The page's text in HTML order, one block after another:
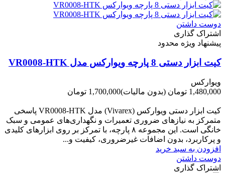
دوست داشتن
اشتراک گذاری
پیشنهاد ویژه محدود
کیت ابزار دستی 8 پارچه ویوارکس مدل VR0008-HTK
ویوارکس
1,480,000 تومان
(بدون مالیات)1,700,000 تومان
کیت ابزار دستی ویوارکس (Vivarex) مدل VR0008-HTK پاسخی
متمرکز به نیازهای ضروری تعمیرات و نگهداری‌های عمومی و سبک
خانگی است. این مجموعه ۸ پارچه، با تمرکز بر روی ابزارهای کلیدی
و پرکاربرد، بدون اضافات غیرضروری، کیفیت و...
افزودن به سبد خرید
دوست داشتن
اشتراک گذاری